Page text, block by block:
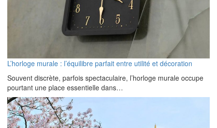
L’horloge murale : l’équilibre parfait entre utilité et décoration
Souvent discrète, parfois spectaculaire, l’horloge murale occupe
pourtant une place essentielle dans…